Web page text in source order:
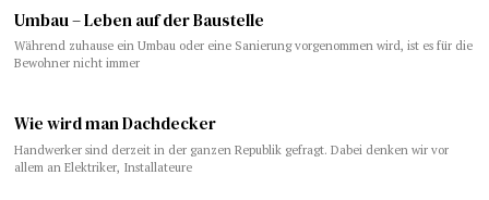
Umbau – Leben auf der Baustelle
Während zuhause ein Umbau oder eine Sanierung vorgenommen wird, ist es für die
Bewohner nicht immer
Wie wird man Dachdecker
Handwerker sind derzeit in der ganzen Republik gefragt. Dabei denken wir vor
allem an Elektriker, Installateure